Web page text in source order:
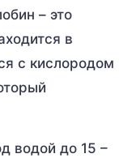
– это
в
с кислородом
водой до 15 –